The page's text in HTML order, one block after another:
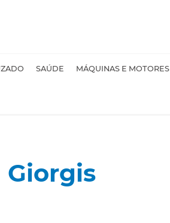
SAÚDE MÁQUINAS E MOTORES
Giorgis